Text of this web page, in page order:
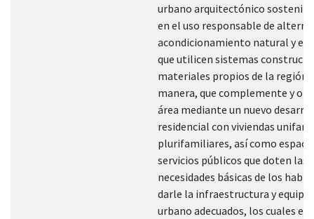
urbano arquitectónico
en el uso responsable de
acondicionamiento natural y
que utilicen sistemas
materiales propios de la región,
manera, que complemente y
área mediante un nuevo
residencial con viviendas
plurifamiliares, así como
servicios públicos que doten las
necesidades básicas de los
darle la infraestructura y
urbano adecuados, los cuales